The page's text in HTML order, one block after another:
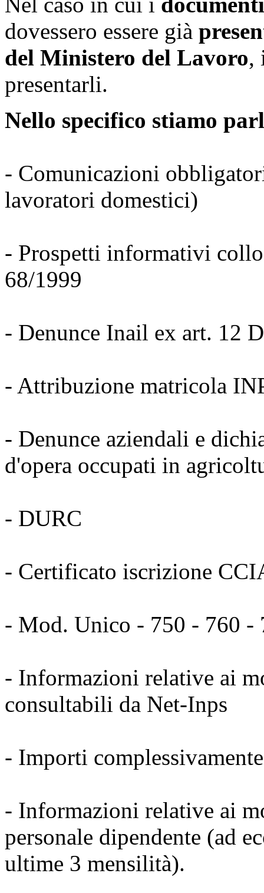
dovessero essere già
del Ministero del Lavoro,
presentarli.
Nello specifico stiamo
- Comunicazioni
lavoratori domestici)
- Prospetti informativi
68/1999
- Denunce Inail ex art. 12
- Attribuzione matricola
- Denunce aziendali e
d'opera occupati in
- DURC
- Certificato iscrizione
- Mod. Unico - 750 - 760 -
- Informazioni relative ai
consultabili da Net-Inps
- Importi
- Informazioni relative ai
personale dipendente (ad
ultime 3 mensilità).